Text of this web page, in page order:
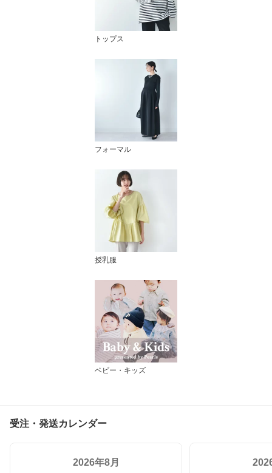
トップス
フォーマル
授乳服
ベビー・キッズ
受注・発送カレンダー
2026年8月